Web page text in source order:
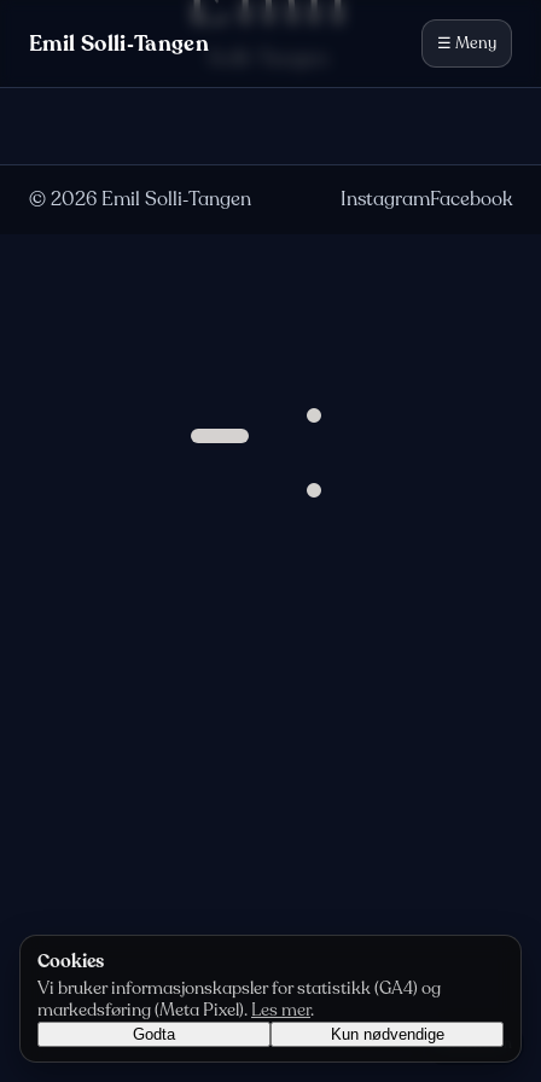
Emil Solli‑Tangen ☰ Meny
Solli-Tangen
©2026 Emil Solli‑Tangen InstagramFacebook
Personvern
Cookies
Vi bruker informasjonskapsler for statistikk (GA4) og
markedsføring (Meta Pixel). Les mer.
Godta Kun nødvendige